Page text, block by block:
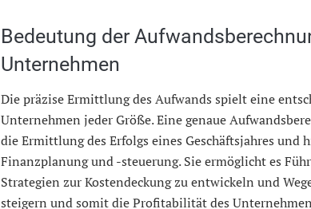
Bedeutung der
Unternehmen
Die präzise Ermittlung des Aufwands spielt eine
Unternehmen jeder Größe. Eine genaue
die Ermittlung des Erfolgs eines Geschäftsjahres und
Finanzplanung und -steuerung. Sie ermöglicht es
Strategien zur Kostendeckung zu entwickeln und
steigern und somit die Profitabilität des